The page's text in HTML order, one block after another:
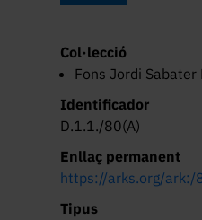
Col·lecció
Fons Jordi Sabater
Identificador
D.1.1./80(A)
Enllaç permanent
https://arks.org/
Tipus